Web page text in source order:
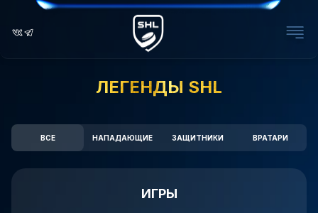
ЛЕГЕНДЫ SHL
ВСЕ НАПАДАЮЩИЕ ЗАЩИТНИКИ ВРАТАРИ
ИГРЫ